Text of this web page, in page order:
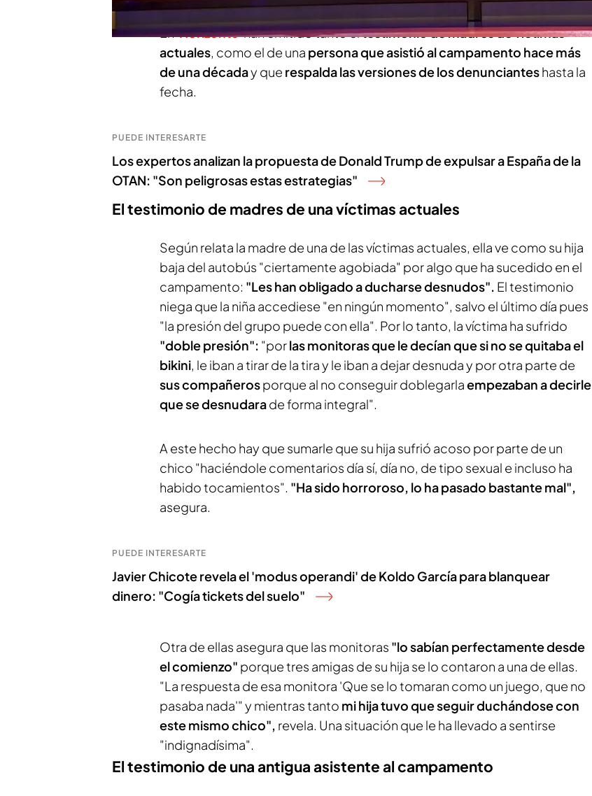
En 'Horizonte' han emitido tanto eltestimonio de madres de víctimas
actuales, como el de una persona que asistió al campamento hace más
de una décaday que respalda las versiones de los denuncianteshasta la
fecha.
PUEDE INTERESARTE
Los expertos analizan la propuesta de Donald Trump de expulsar a España de la
OTAN: "Son peligrosas estas estrategias"
El testimonio de madres de una víctimas actuales
Según relata la madre de una de las víctimas actuales, ella ve como su hija
baja del autobús "ciertamente agobiada" por algo que ha sucedido en el
campamento: "Les han obligado a ducharse desnudos". El testimonio
niega que la niña accediese "en ningún momento", salvo el último día pues
"la presión del grupo puede con ella". Por lo tanto, la víctima ha sufrido
"doble presión": "porlas monitoras que le decían que si no se quitaba el
bikini, le iban a tirar de la tira y le iban a dejar desnuda y por otra parte de
sus compañerosporque al no conseguir doblegarlaempezaban a decirle
que se desnudarade forma integral".
A este hecho hay que sumarle que su hija sufrió acoso por parte de un
chico "haciéndole comentarios día sí, día no, de tipo sexual e incluso ha
habido tocamientos". "Ha sido horroroso, lo ha pasado bastante mal",
asegura.
PUEDE INTERESARTE
Javier Chicote revela el 'modus operandi' de Koldo García para blanquear
dinero: "Cogía tickets del suelo"
Otra de ellas asegura que las monitoras "lo sabían perfectamente desde
el comienzo" porque tres amigas de su hija se lo contaron a una de ellas.
"La respuesta de esa monitora 'Que se lo tomaran como un juego, que no
pasaba nada'" y mientras tanto mi hija tuvo que seguir duchándose con
este mismo chico", revela. Una situación que le ha llevado a sentirse
"indignadísima".
El testimonio de una antigua asistente al campamento